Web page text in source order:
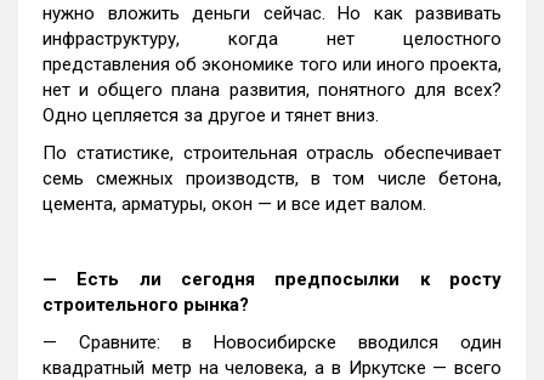
нужно вложить деньги сейчас. Но как развивать
инфраструктуру, когда нет целостного
представления об экономике того или иного проекта,
нет и общего плана развития, понятного для всех?
Одно цепляется за другое и тянет вниз.
По статистике, строительная отрасль обеспечивает
семь смежных производств, в том числе бетона,
цемента, арматуры, окон — и все идет валом.
— Есть ли сегодня предпосылки к росту
строительного рынка?
— Сравните: в Новосибирске вводился один
квадратный метр на человека, а в Иркутске — всего